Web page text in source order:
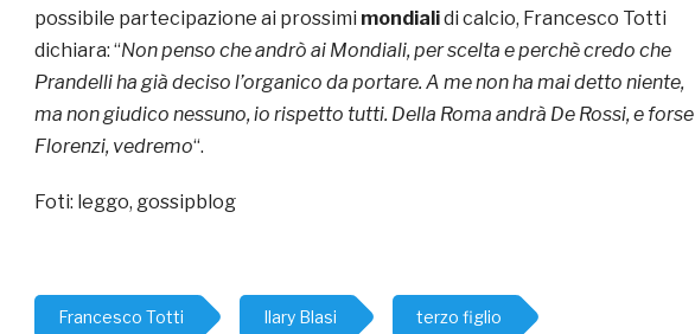
possibile partecipazione ai prossimi mondialidi calcio, Francesco Totti
dichiara: “Non penso che andrò ai Mondiali, per scelta e perchè credo che
Prandelli ha già deciso l’organico da portare. A me non ha mai detto niente,
ma non giudico nessuno, io rispetto tutti. Della Roma andrà De Rossi, e forse
Florenzi, vedremo“.
Foti: leggo, gossipblog
Francesco Totti Ilary Blasi terzo figlio